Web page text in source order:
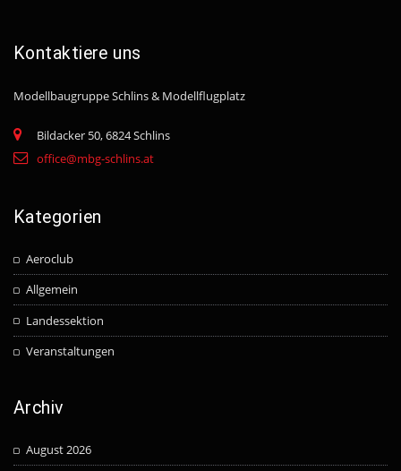
Kontaktiere uns
Modellbaugruppe Schlins& Modellflugplatz
Bildacker 50, 6824 Schlins
office@mbg-schlins.at
Kategorien
Aeroclub
Allgemein
Landessektion
Veranstaltungen
Archiv
August 2026